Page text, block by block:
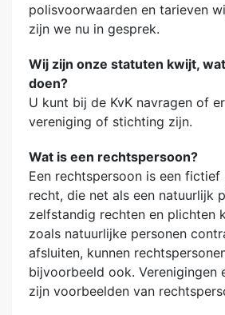
polisvoorwaarden en tarieven
zijn we nu in gesprek.
Wij zijn onze statuten kwijt,
doen?
U kunt bij de KvK navragen of
vereniging of stichting zijn.
Wat is een rechtspersoon?
Een rechtspersoon is een
recht, die net als een natuurlijk
zelfstandig rechten en plichten
zoals natuurlijke personen
afsluiten, kunnen
bijvoorbeeld ook. Verenigingen
zijn voorbeelden van